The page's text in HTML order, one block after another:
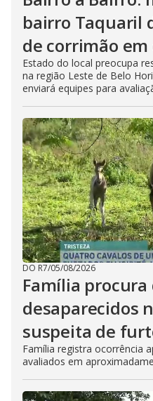
bairro Taquaril
de corrimão em
Estado do local preocupa
na região Leste de Belo
enviará equipes para
DO R7/05/08/2026
Família
desaparecidos
suspeita de
Família registra ocorrência
avaliados em